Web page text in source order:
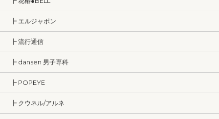
┣ エルジャポン
┣ 流行通信
┣ dansen 男子専科
┣ POPEYE
┣ クウネル/アルネ